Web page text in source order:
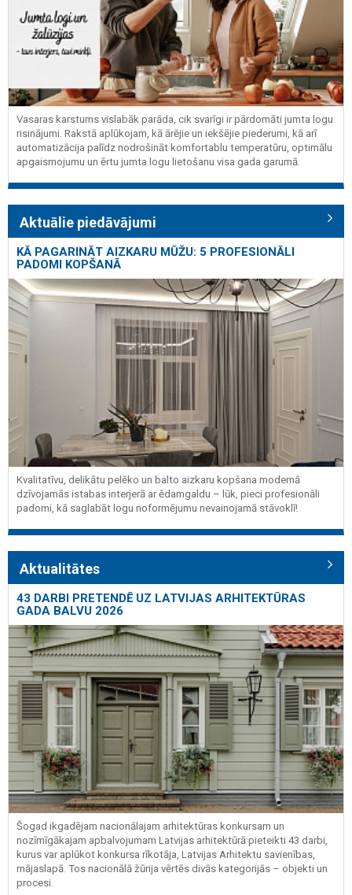
Vasaras karstums vislabāk parāda, cik svarīgi ir pārdomāti jumta logu
risinājumi. Rakstā aplūkojam, kā ārējie un iekšējie piederumi, kā arī
automatizācija palīdz nodrošināt komfortablu temperatūru, optimālu
apgaismojumu un ērtu jumta logu lietošanu visa gada garumā.
Aktuālie piedāvājumi
KĀ PAGARINĀT AIZKARU MŪŽU: 5 PROFESIONĀLI
PADOMI KOPŠANĀ
Kvalitatīvu, delikātu pelēko un balto aizkaru kopšana modernā
dzīvojamās istabas interjerā ar ēdamgaldu – lūk, pieci profesionāli
padomi, kā saglabāt logu noformējumu nevainojamā stāvoklī!
Aktualitātes
43 DARBI PRETENDĒ UZ LATVIJAS ARHITEKTŪRAS
GADA BALVU 2026
Šogad ikgadējam nacionālajam arhitektūras konkursam un
nozīmīgākajam apbalvojumam Latvijas arhitektūrā pieteikti 43 darbi,
kurus var aplūkot konkursa rīkotāja, Latvijas Arhitektu savienības,
mājaslapā. Tos nacionālā žūrija vērtēs divās kategorijās – objekti un
procesi.